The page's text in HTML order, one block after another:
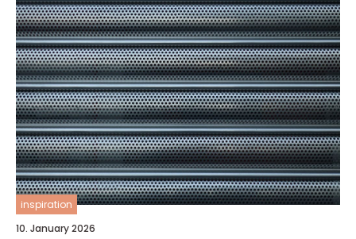
inspiration
10. January 2026